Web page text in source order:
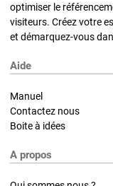
optimiser le
visiteurs. Créez votre
et démarquez-vous
Aide
Manuel
Contactez nous
Boite à idées
A propos